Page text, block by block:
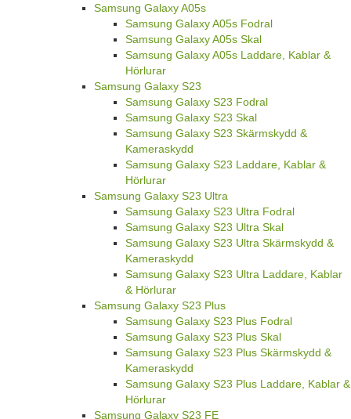
Samsung Galaxy A05s
Samsung Galaxy A05s Fodral
Samsung Galaxy A05s Skal
Samsung Galaxy A05s Laddare, Kablar &
Hörlurar
Samsung Galaxy S23
Samsung Galaxy S23 Fodral
Samsung Galaxy S23 Skal
Samsung Galaxy S23 Skärmskydd &
Kameraskydd
Samsung Galaxy S23 Laddare, Kablar &
Hörlurar
Samsung Galaxy S23 Ultra
Samsung Galaxy S23 Ultra Fodral
Samsung Galaxy S23 Ultra Skal
Samsung Galaxy S23 Ultra Skärmskydd &
Kameraskydd
Samsung Galaxy S23 Ultra Laddare, Kablar
& Hörlurar
Samsung Galaxy S23 Plus
Samsung Galaxy S23 Plus Fodral
Samsung Galaxy S23 Plus Skal
Samsung Galaxy S23 Plus Skärmskydd &
Kameraskydd
Samsung Galaxy S23 Plus Laddare, Kablar &
Hörlurar
Samsung Galaxy S23 FE